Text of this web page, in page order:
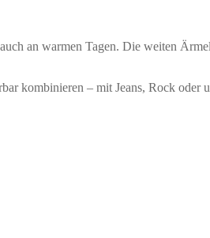
an warmen Tagen. Die weiten
kombinieren – mit Jeans, Rock oder